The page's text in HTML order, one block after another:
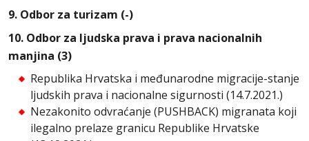
9. Odbor za turizam (-)
10. Odbor za ljudska prava i prava nacionalnih
manjina (3)
Republika Hrvatska i međunarodne migracije-stanje
ljudskih prava i nacionalne sigurnosti (14.7.2021.)
Nezakonito odvraćanje (PUSHBACK) migranata koji
ilegalno prelaze granicu Republike Hrvatske